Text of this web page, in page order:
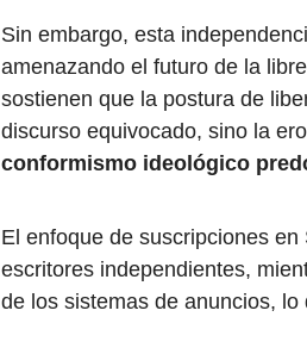
Sin embargo, esta
amenazando el futuro de la
sostienen que la postura de
discurso equivocado, sino la
conformismo ideológico
El enfoque de suscripciones
escritores independientes,
de los sistemas de anuncios,